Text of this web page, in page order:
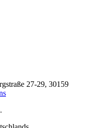
27-29, 30159